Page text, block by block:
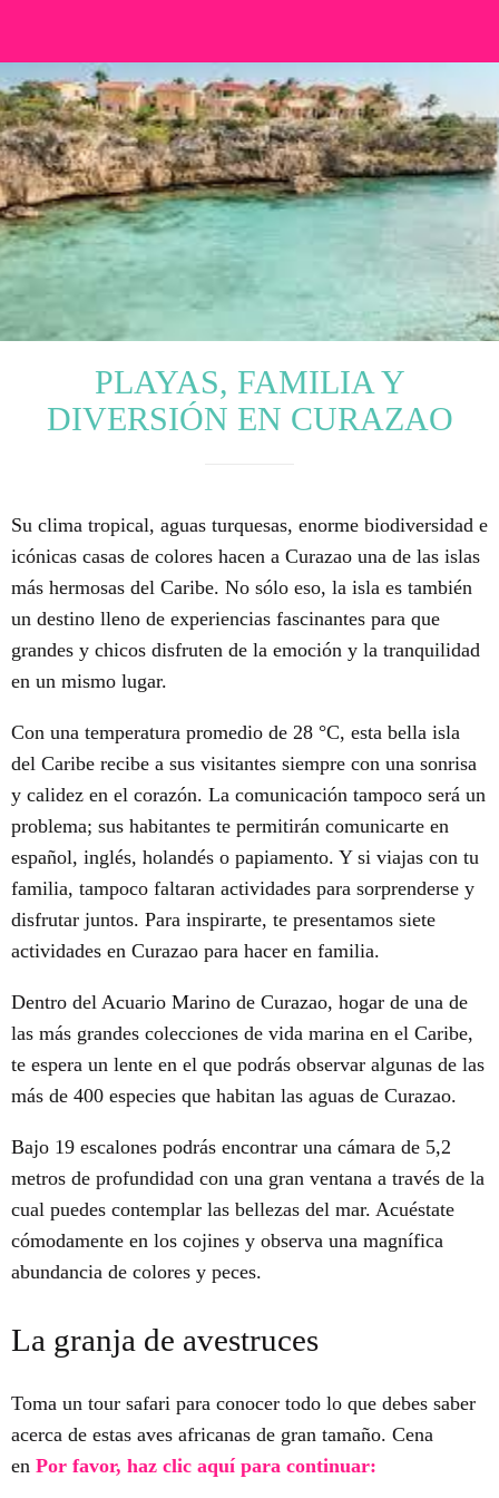
PLAYAS, FAMILIA Y
DIVERSIÓN EN CURAZAO
Su clima tropical, aguas turquesas, enorme biodiversidad e
icónicas casas de colores hacen a Curazao una de las islas
más hermosas del Caribe. No sólo eso, la isla es también
un destino lleno de experiencias fascinantes para que
grandes y chicos disfruten de la emoción y la tranquilidad
en un mismo lugar.
Con una temperatura promedio de 28 °C, esta bella isla
del Caribe recibe a sus visitantes siempre con una sonrisa
y calidez en el corazón. La comunicación tampoco será un
problema; sus habitantes te permitirán comunicarte en
español, inglés, holandés o papiamento. Y si viajas con tu
familia, tampoco faltaran actividades para sorprenderse y
disfrutar juntos. Para inspirarte, te presentamos siete
actividades en Curazao para hacer en familia.
Dentro del Acuario Marino de Curazao, hogar de una de
las más grandes colecciones de vida marina en el Caribe,
te espera un lente en el que podrás observar algunas de las
más de 400 especies que habitan las aguas de Curazao.
Bajo 19 escalones podrás encontrar una cámara de 5,2
metros de profundidad con una gran ventana a través de la
cual puedes contemplar las bellezas del mar. Acuéstate
cómodamente en los cojines y observa una magnífica
abundancia de colores y peces.
La granja de avestruces
Toma un tour safari para conocer todo lo que debes saber
acerca de estas aves africanas de gran tamaño. Cena
en Por favor, haz clic aquí para continuar: